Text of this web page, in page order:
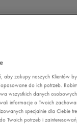
aby zakupy naszych Klientów
do ich potrzeb.
wszystkich danych
informacje o Twoich
specjalnie dla Ciebie
Twoich potrzeb i